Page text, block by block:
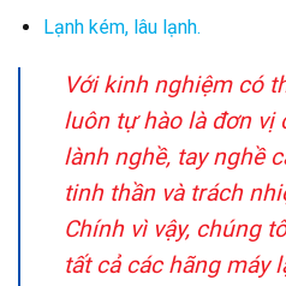
Lạnh kém, lâu lạnh.
Với kinh nghiệm có
luôn tự hào là đơn vị
lành nghề, tay nghề
tinh thần và trách
Chính vì vậy, chúng
tất cả các hãng máy